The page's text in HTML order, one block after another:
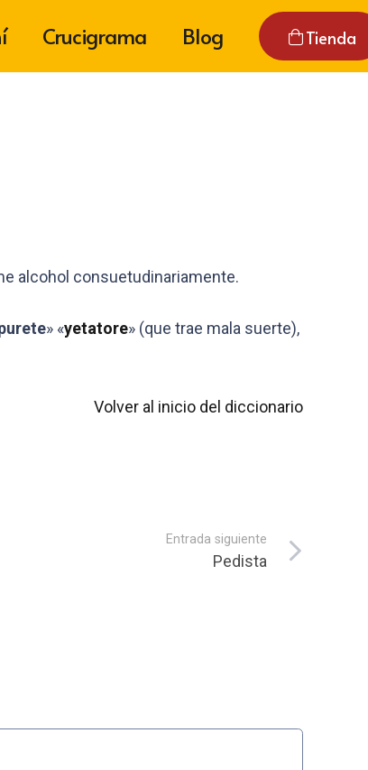
Crucigrama Blog Tienda
alcohol consuetudinariamente.
» «yetatore» (que trae mala suerte),
Volver al inicio del diccionario
Entrada siguiente
Pedista